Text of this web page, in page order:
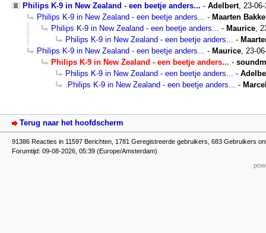
Philips K-9 in New Zealand - een beetje anders... - Adelbert, 23-
Philips K-9 in New Zealand - een beetje anders...
- Maarten
Philips K-9 in New Zealand - een beetje anders...
- Maurice
Philips K-9 in New Zealand - een beetje anders...
-
Philips K-9 in New Zealand - een beetje anders...
- Maurice 23-
Philips K-9 in New Zealand - een beetje anders... -
Philips K-9 in New Zealand - een beetje anders...
-
.Philips K-9 in New Zealand - een beetje anders...
-
Terug naar het hoofdscherm
91386 Reacties in 11597 Berichten, 1781 Geregistreerde gebruikers, 683 Gebruikers
Forumtijd: 09-08-2026, 05:39 (Europe/Amsterdam)